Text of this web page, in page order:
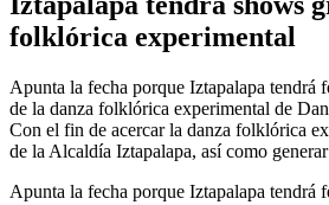
folklórica experimental
Apunta la fecha porque Iztapalapa tendrá
de la danza folklórica experimental de
Con el fin de acercar la danza folklórica
de la Alcaldía Iztapalapa, así como
Apunta la fecha porque Iztapalapa tendrá